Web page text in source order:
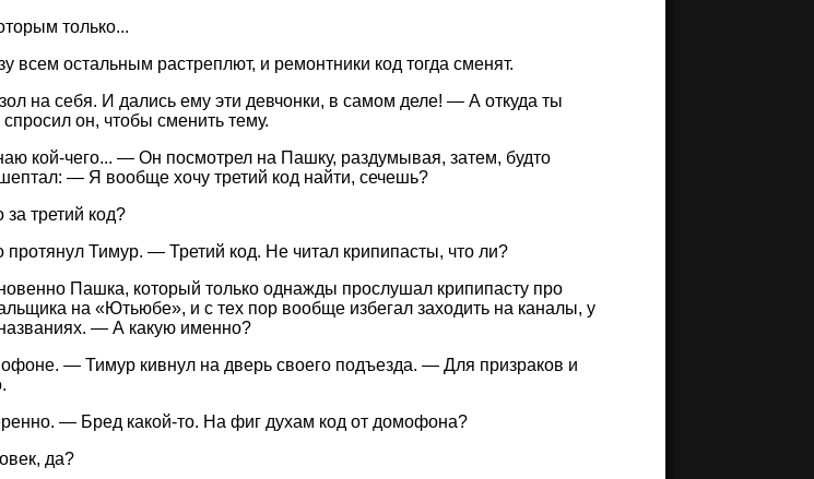
только...
остальным растреплют, и ремонтники код тогда сменят.
на себя. И дались ему эти девчонки, в самом деле! — А откуда ты
он, чтобы сменить тему.
кой-чего... — Он посмотрел на Пашку, раздумывая, затем, будто
— Я вообще хочу третий код найти, сечешь?
третий код?
Тимур. — Третий код. Не читал крипипасты, что ли?
Пашка, который только однажды прослушал крипипасту про
на «Ютьюбе», и с тех пор вообще избегал заходить на каналы, у
— А какую именно?
— Тимур кивнул на дверь своего подъезда. — Для призраков и
— Бред какой-то. На фиг духам код от домофона?
да?